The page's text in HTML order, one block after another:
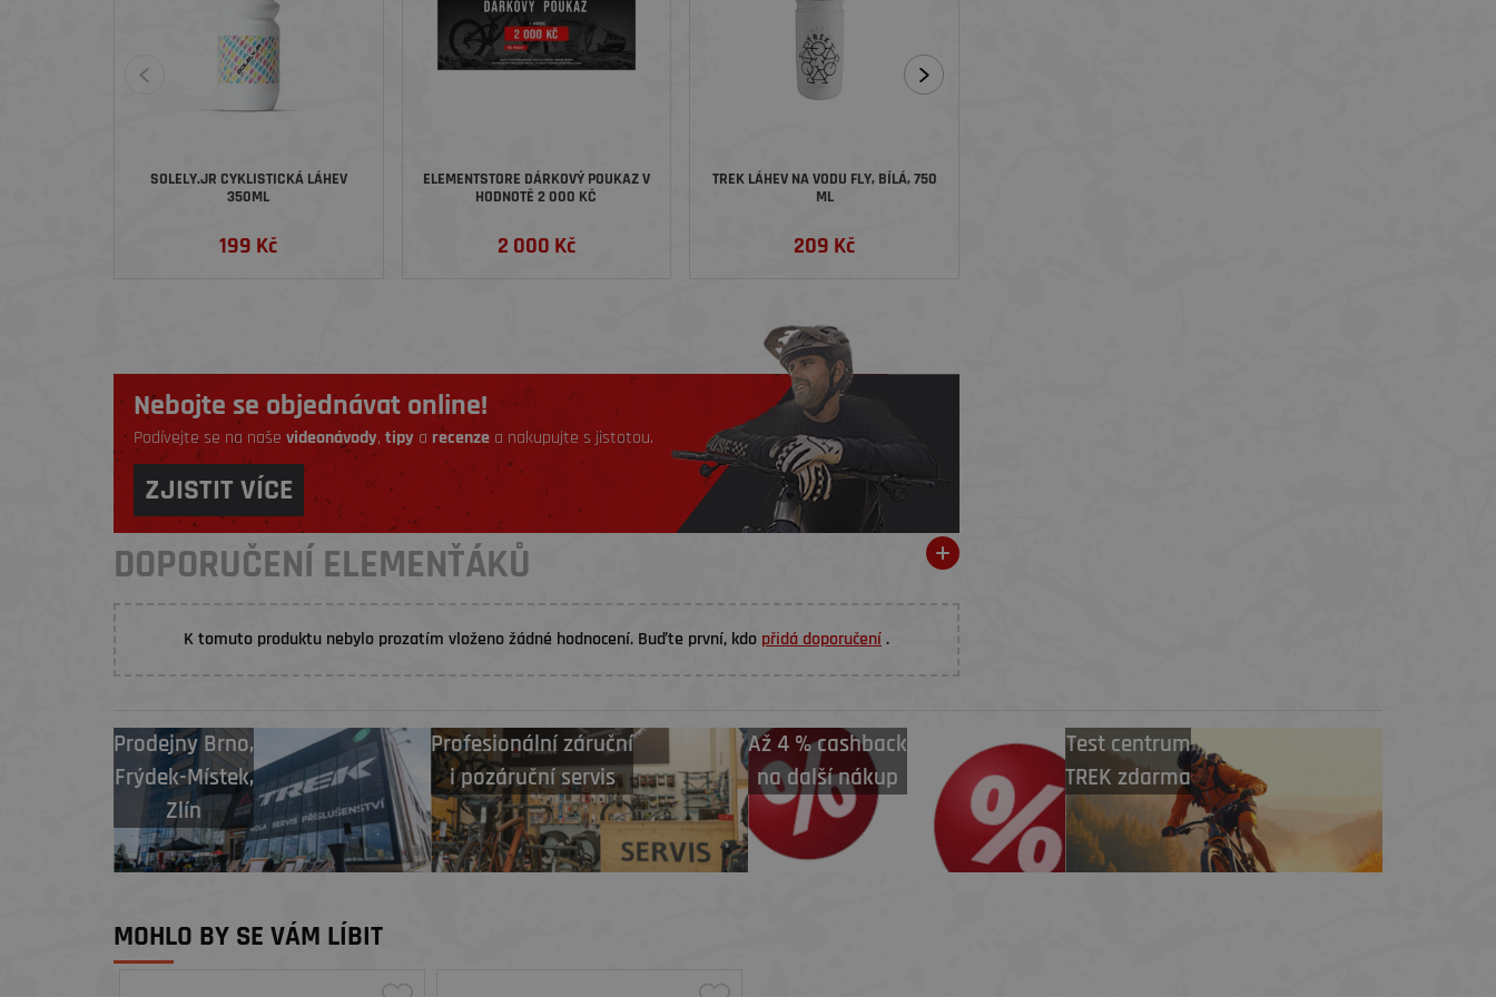
SOLELY.JR CYKLISTICKÁ LÁHEV
350ML
199 Kč
ELEMENTSTORE DÁRKOVÝ POUKAZ V
HODNOTĚ 2 000 KČ
2 000 Kč
TREK LÁHEV NA VODU FLY, BÍLÁ, 750
ML
209 Kč
Nebojte se objednávat online!
Podívejte se na naše videonávody, tipy a recenze a nakupujte s jistotou.
ZJISTIT VÍCE
DOPORUČENÍ ELEMENŤÁKŮ
K tomuto produktu nebylo prozatím vloženo žádné hodnocení. Buďte první, kdo přidá doporučení.
ProdejnyBrno,
Frýdek-Místek,
Zlín
Profesionální záruční
i pozáruční servis
Až 4 % cashback
na další nákup
Test centrum
TREK zdarma
MOHLO BY SE VÁM LÍBIT